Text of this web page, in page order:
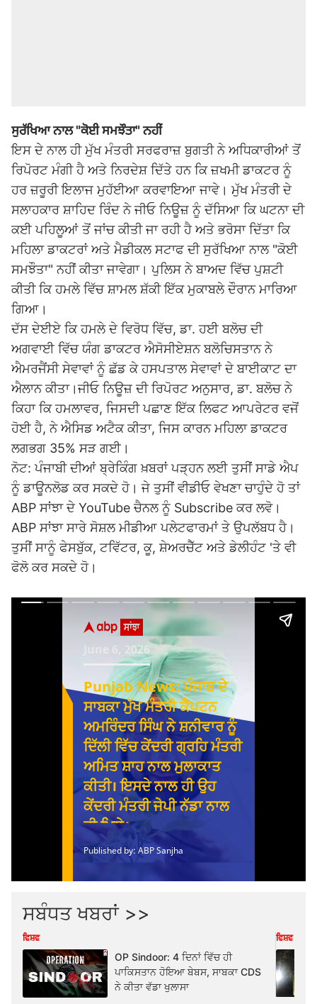
ਸੁਰੱਖਿਆ ਨਾਲ "ਕੋਈ ਸਮਝੌਤਾ" ਨਹੀਂ
ਇਸ ਦੇ ਨਾਲ ਹੀ ਮੁੱਖ ਮੰਤਰੀ ਸਰਫਰਾਜ਼ ਬੁਗਤੀ ਨੇ ਅਧਿਕਾਰੀਆਂ ਤੋਂ
ਰਿਪੋਰਟ ਮੰਗੀ ਹੈ ਅਤੇ ਨਿਰਦੇਸ਼ ਦਿੱਤੇ ਹਨ ਕਿ ਜ਼ਖਮੀ ਡਾਕਟਰ ਨੂੰ
ਹਰ ਜ਼ਰੂਰੀ ਇਲਾਜ ਮੁਹੱਈਆ ਕਰਵਾਇਆ ਜਾਵੇ। ਮੁੱਖ ਮੰਤਰੀ ਦੇ
ਸਲਾਹਕਾਰ ਸ਼ਾਹਿਦ ਰਿੰਦ ਨੇ ਜੀਓ ਨਿਊਜ਼ ਨੂੰ ਦੱਸਿਆ ਕਿ ਘਟਨਾ ਦੀ
ਕਈ ਪਹਿਲੂਆਂ ਤੋਂ ਜਾਂਚ ਕੀਤੀ ਜਾ ਰਹੀ ਹੈ ਅਤੇ ਭਰੋਸਾ ਦਿੱਤਾ ਕਿ
ਮਹਿਲਾ ਡਾਕਟਰਾਂ ਅਤੇ ਮੈਡੀਕਲ ਸਟਾਫ ਦੀ ਸੁਰੱਖਿਆ ਨਾਲ "ਕੋਈ
ਸਮਝੌਤਾ" ਨਹੀਂ ਕੀਤਾ ਜਾਵੇਗਾ। ਪੁਲਿਸ ਨੇ ਬਾਅਦ ਵਿੱਚ ਪੁਸ਼ਟੀ
ਕੀਤੀ ਕਿ ਹਮਲੇ ਵਿੱਚ ਸ਼ਾਮਲ ਸ਼ੱਕੀ ਇੱਕ ਮੁਕਾਬਲੇ ਦੌਰਾਨ ਮਾਰਿਆ
ਗਿਆ।
ਦੱਸ ਦੇਈਏ ਕਿ ਹਮਲੇ ਦੇ ਵਿਰੋਧ ਵਿੱਚ, ਡਾ. ਹਈ ਬਲੋਚ ਦੀ
ਅਗਵਾਈ ਵਿੱਚ ਯੰਗ ਡਾਕਟਰ ਐਸੋਸੀਏਸ਼ਨ ਬਲੋਚਿਸਤਾਨ ਨੇ
ਐਮਰਜੈਂਸੀ ਸੇਵਾਵਾਂ ਨੂੰ ਛੱਡ ਕੇ ਹਸਪਤਾਲ ਸੇਵਾਵਾਂ ਦੇ ਬਾਈਕਾਟ ਦਾ
ਐਲਾਨ ਕੀਤਾ।ਜੀਓ ਨਿਊਜ਼ ਦੀ ਰਿਪੋਰਟ ਅਨੁਸਾਰ, ਡਾ. ਬਲੋਚ ਨੇ
ਕਿਹਾ ਕਿ ਹਮਲਾਵਰ, ਜਿਸਦੀ ਪਛਾਣ ਇੱਕ ਲਿਫਟ ਆਪਰੇਟਰ ਵਜੋਂ
ਹੋਈ ਹੈ, ਨੇ ਐਸਿਡ ਅਟੈਕ ਕੀਤਾ, ਜਿਸ ਕਾਰਨ ਮਹਿਲਾ ਡਾਕਟਰ
ਲਗਭਗ 35% ਸੜ ਗਈ।
ਨੋਟ: ਪੰਜਾਬੀ ਦੀਆਂ ਬ੍ਰੇਕਿੰਗ ਖ਼ਬਰਾਂ ਪੜ੍ਹਨ ਲਈ ਤੁਸੀਂ ਸਾਡੇ ਐਪ
ਨੂੰ ਡਾਊਨਲੋਡ ਕਰ ਸਕਦੇ ਹੋ। ਜੇ ਤੁਸੀਂ ਵੀਡੀਓ ਵੇਖਣਾ ਚਾਹੁੰਦੇ ਹੋ ਤਾਂ
ABP ਸਾਂਝਾ ਦੇ YouTube ਚੈਨਲ ਨੂੰ Subscribe ਕਰ ਲਵੋ।
ABP ਸਾਂਝਾ ਸਾਰੇ ਸੋਸ਼ਲ ਮੀਡੀਆ ਪਲੇਟਫਾਰਮਾਂ ਤੇ ਉਪਲੱਬਧ ਹੈ।
ਤੁਸੀਂ ਸਾਨੂੰ ਫੇਸਬੁੱਕ, ਟਵਿੱਟਰ, ਕੂ, ਸ਼ੇਅਰਚੈੱਟ ਅਤੇ ਡੇਲੀਹੰਟ 'ਤੇ ਵੀ
ਫੋਲੋ ਕਰ ਸਕਦੇ ਹੋ।
ਸਬੰਧਤ ਖਬਰਾਂ >>
ਵਿਸ਼ਵ
OP Sindoor: 4 ਦਿਨਾਂ ਵਿੱਚ ਹੀ
ਪਾਕਿਸਤਾਨ ਹੋਇਆ ਬੇਬਸ, ਸਾਬਕਾ CDS
ਨੇ ਕੀਤਾ ਵੱਡਾ ਖੁਲਾਸਾ
ਵਿਸ਼ਵ